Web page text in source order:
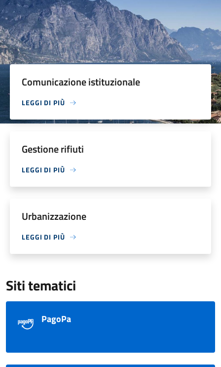
Comunicazione istituzionale
LEGGI DI PIÙ
Gestione rifiuti
LEGGI DI PIÙ
Urbanizzazione
LEGGI DI PIÙ
Siti tematici
PagoPa